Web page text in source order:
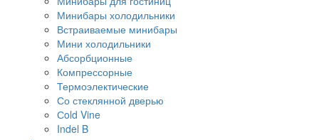
Минибары холодильники
Встраиваемые минибары
Мини холодильники
Абсорбционные
Компрессорные
Термоэлектические
Со стеклянной дверью
Сold Vine
Indel B